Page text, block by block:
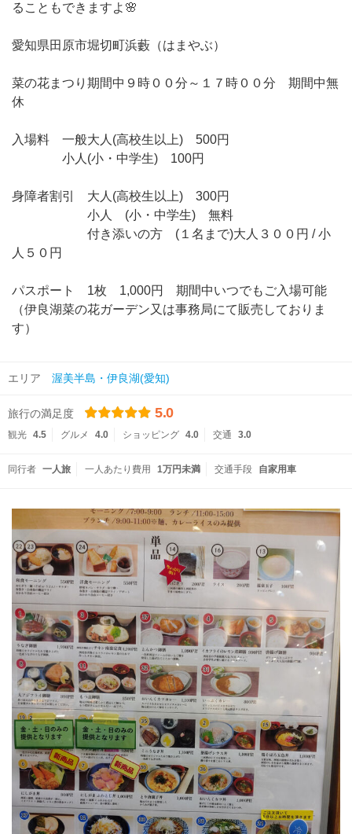
ることもできますよ🌸
愛知県田原市堀切町浜藪（はまやぶ）
菜の花まつり期間中９時００分～１７時００分 期間中無
休
入場料 一般大人(高校生以上) 500円
小人(小・中学生) 100円
身障者割引 大人(高校生以上) 300円
小人 (小・中学生) 無料
付き添いの方 (１名まで)大人３００円 / 小
人５０円
パスポート 1枚 1,000円 期間中いつでもご入場可能
（伊良湖菜の花ガーデン又は事務局にて販売しておりま
す）
エリア 渥美半島・伊良湖(愛知)
旅行の満足度 5.0
観光 4.5 グルメ 4.0 ショッピング 4.0 交通 3.0
同行者 一人旅 一人あたり費用 1万円未満 交通手段 自家用車